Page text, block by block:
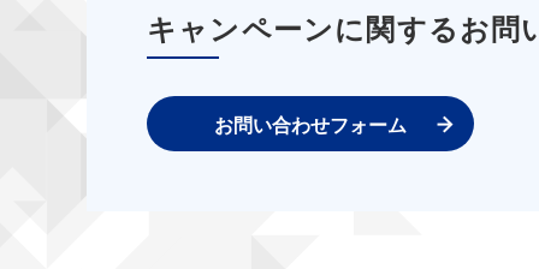
キャンペーンに関するお問
お問い合わせフォーム